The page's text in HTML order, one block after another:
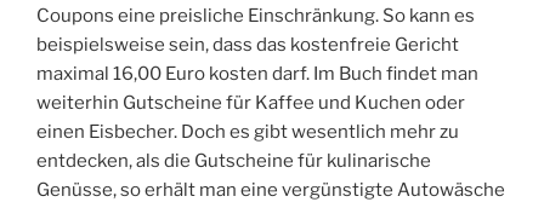
Coupons eine preisliche Einschränkung. So kann es
beispielsweise sein, dass das kostenfreie Gericht
maximal 16,00 Euro kosten darf. Im Buch findet man
weiterhin Gutscheine für Kaffee und Kuchen oder
einen Eisbecher. Doch es gibt wesentlich mehr zu
entdecken, als die Gutscheine für kulinarische
Genüsse, so erhält man eine vergünstigte Autowäsche